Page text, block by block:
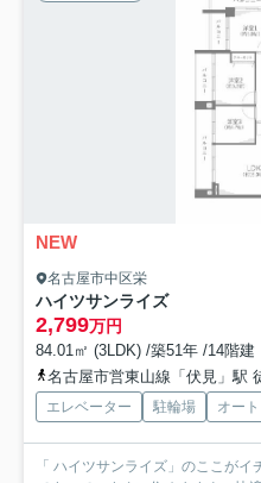
NEW
名古屋市中区栄
ハイツサンライズ
2,799万円
84.01㎡ (3LDK) /築51年 /14階建
名古屋市営東山線「伏見」駅
エレベーター 駐輪場 オー
「 ハイツサンライズ」のここが